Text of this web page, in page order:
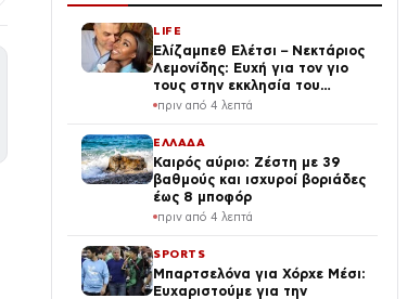
LIFE
Ελίζαμπεθ Ελέτσι – Νεκτάριος
Λεμονίδης: Ευχή για τον γιο
τους στην εκκλησία του
προστάτη του (Φωτογραφίες)
πριν από 4 λεπτά
ΕΛΛΑΔΑ
Καιρός αύριο: Ζέστη με 39
βαθμούς και ισχυροί βοριάδες
έως 8 μποφόρ
πριν από 4 λεπτά
SPORTS
Μπαρτσελόνα για Χόρχε Μέσι:
Ευχαριστούμε για την